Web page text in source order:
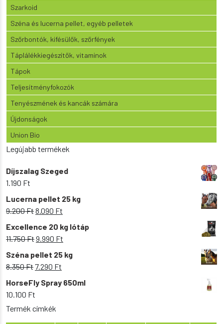
Szarkoid
Széna és lucerna pellet, egyéb pelletek
Szőrbontók, kifésülők, szőrfények
Táplálékkiegészítők, vitaminok
Tápok
Teljesítményfokozók
Tenyészmének és kancák számára
Újdonságok
Union Bio
Legújabb termékek
Díjszalag Szeged
1.190 Ft
Lucerna pellet 25 kg
9.200FtOriginal
price
was:
8.090 Ft
price
is:
Excellence 20 kg lótáp
11.750FtOriginal
price
was:
9.990 Ft
price
is:
Széna pellet 25 kg
8.350Ft Original
price
was:
7.290 Ft
price
HorseFly Spray 650ml
10.100 Ft
Termék címkék